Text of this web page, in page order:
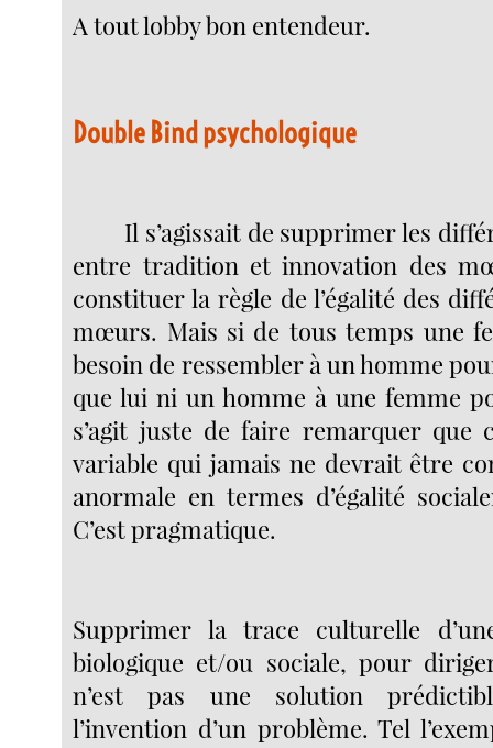
A tout lobby bon entendeur.
Double Bind psychologique
Il s’agissait de supprimer les
entre tradition et innovation des
constituer la règle de l’égalité des
mœurs. Mais si de tous temps une
besoin de ressembler à un homme
que lui ni un homme à une femme
s’agit juste de faire remarquer que
variable qui jamais ne devrait être
anormale en termes d’égalité
C’est pragmatique.
Supprimer la trace culturelle
biologique et/ou sociale, pour
n’est pas une solution
l’invention d’un problème. Tel